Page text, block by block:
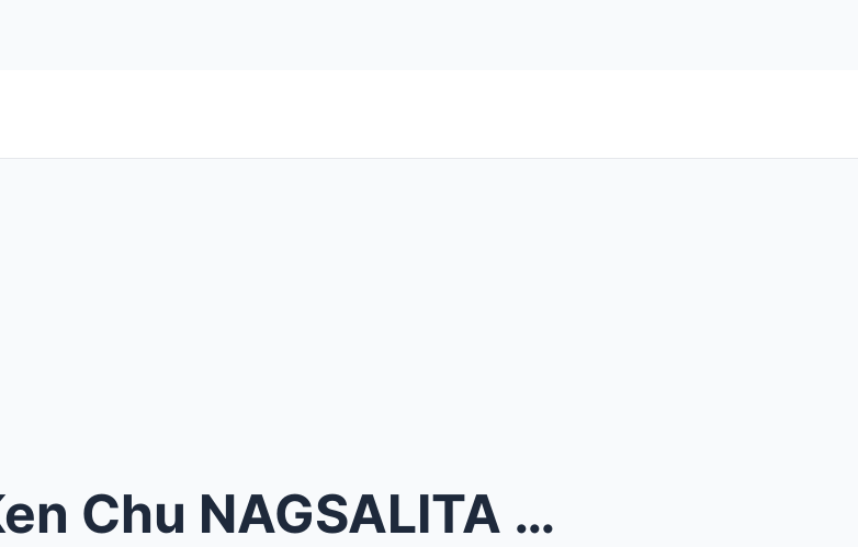
SH0CKING: Ken Chu NAGSALITA NA sa PAGPANAW ni BARB...